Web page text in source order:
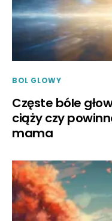
BOL GLOWY
Częste bóle
ciąży czy
mama